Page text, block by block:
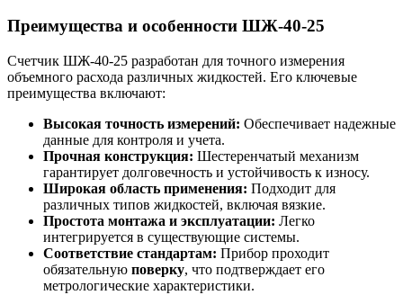
Преимущества и особенности ШЖ-40-25
Счетчик ШЖ-40-25 разработан для точного измерения
объемного расхода различных жидкостей. Его ключевые
преимущества включают:
Высокая точность измерений: Обеспечивает надежные
данные для контроля и учета.
Прочная конструкция: Шестеренчатый механизм
гарантирует долговечность и устойчивость к износу.
Широкая область применения: Подходит для
различных типов жидкостей, включая вязкие.
Простота монтажа и эксплуатации: Легко
интегрируется в существующие системы.
Соответствие стандартам: Прибор проходит
обязательную поверку, что подтверждает его
метрологические характеристики.